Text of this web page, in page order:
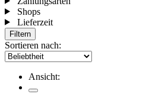
Shops
Lieferzeit
Filtern
Sortieren nach:
Ansicht: